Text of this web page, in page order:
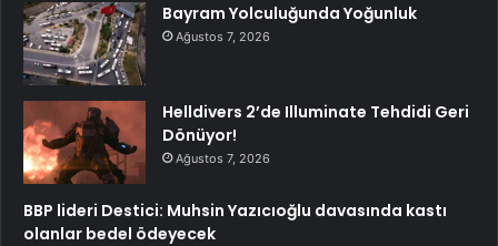
Bayram Yolculuğunda Yoğunluk
Ağustos 7, 2026
Helldivers 2’de Illuminate Tehdidi Geri
Dönüyor!
Ağustos 7, 2026
BBP lideri Destici: Muhsin Yazıcıoğlu davasında kastı
olanlar bedel ödeyecek